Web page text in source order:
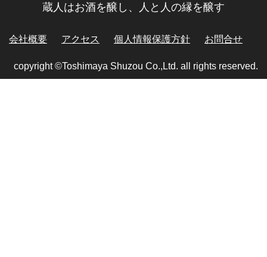
蔵人はお酒を醸し、人と人の縁を醸す
会社概要 アクセス 個人情報保護方針 お問合せ
copyright ©Toshimaya Shuzou Co.,Ltd. all rights reserved.